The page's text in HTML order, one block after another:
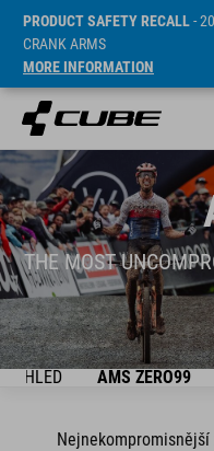
PRODUCT SAFETY RECALL-
CRANK ARMS
MORE INFORMATION
THE MOST
AMS ZERO99